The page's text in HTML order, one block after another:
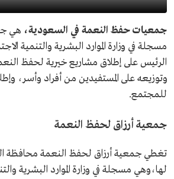
جمعيات حفظ النعمة في السعودية، هي
مسجلة في وزارة الموارد البشرية والتنمية
الرئيس على إطلاق مشاريع خيرية لحفظ
وتوزيعه على المستفيدين من أفراد وأسر،
للمجتمع.
جمعية أرزاق لحفظ النعمة
تغطي جمعية أرزاق لحفظ النعمة محافظة
لها،وهي مسجلة في وزارة الموارد البشرية